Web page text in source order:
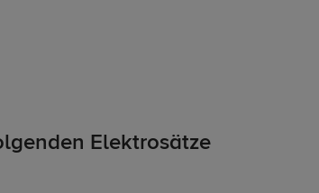
Elektrosätze